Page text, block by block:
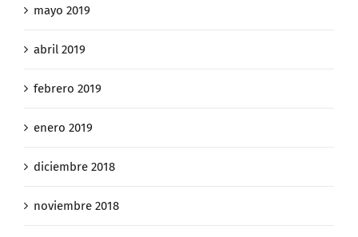
mayo 2019
abril 2019
febrero 2019
enero 2019
diciembre 2018
noviembre 2018